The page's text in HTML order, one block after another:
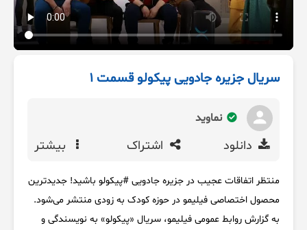
سریال جزیره جادویی پیکولو قسمت 1
نماوید
دانلود اشتراک بیشتر
منتظر اتفاقات عجیب در جزیره جادویی #پیکولو باشید! جدیدترین
محصول اختصاصی فیلیمو در حوزه کودک به زودی منتشر می‌شود.
به گزارش روابط عمومی فیلیمو، سریال «پیکولو» به نویسندگی و